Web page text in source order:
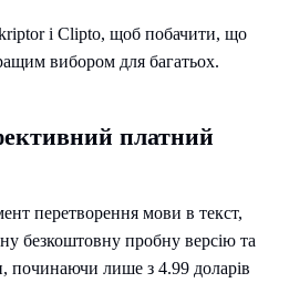
і Clipto, щоб побачити, що
вибором для багатьох.
платний
перетворення мови в текст,
безкоштовну пробну версію та
починаючи лише з 4.99 доларів